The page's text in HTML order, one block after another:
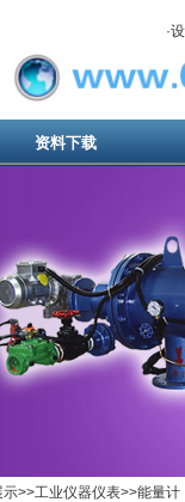
·
资料下载
示>>工业仪器仪表>>能量计